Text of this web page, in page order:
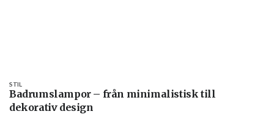
Badrumslampor – från minimalistisk till
dekorativ design
STIL